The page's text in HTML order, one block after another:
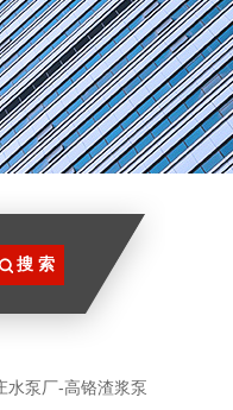
水泵厂-高铬渣浆泵